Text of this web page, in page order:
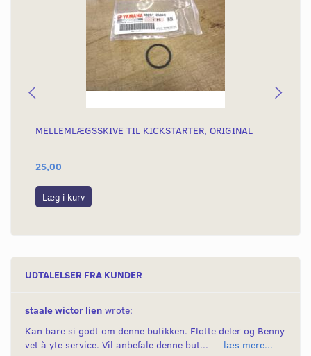
MELLEMLÆGSSKIVE TIL KICKSTARTER, ORIGINAL
25,00
Læg i kurv
UDTALELSER FRA KUNDER
staale wictor lien wrote:
Kan bare si godt om denne butikken. Flotte deler og Benny
vet å yte service. Vil anbefale denne but... — læs mere...